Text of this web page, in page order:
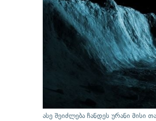
ასე შეიძლება ჩანდეს ურანი მისი